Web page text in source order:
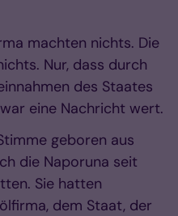
machten nichts. Die
Nur, dass durch
des Staates
eine Nachricht wert.
geboren aus
die Naporuna seit
Sie hatten
dem Staat, der